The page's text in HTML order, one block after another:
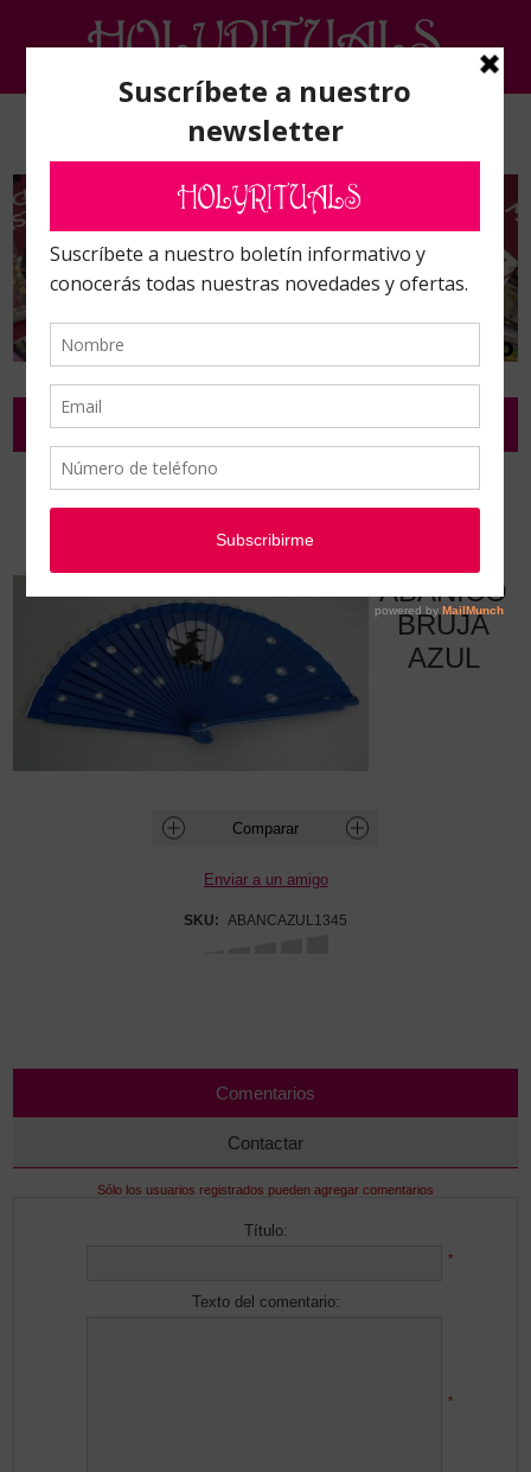
Inicio / Varios / Abanicos Brujas y vasos decorados /
ABANICO BRUJA AZUL
ABANICO
BRUJA
AZUL
SKU: ABANCAZUL1345
Comentarios
Contactar
Sólo los usuarios registrados pueden agregar comentarios
Título:
*
Texto del comentario:
*